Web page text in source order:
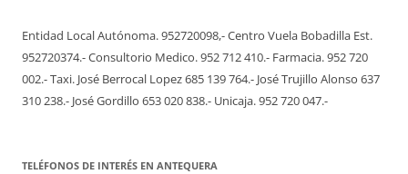
Entidad Local Autónoma. 952720098,- Centro Vuela Bobadilla Est.
952720374.- Consultorio Medico. 952 712 410.- Farmacia. 952 720
002.- Taxi. José Berrocal Lopez 685 139 764.- José Trujillo Alonso 637
310 238.- José Gordillo 653 020 838.- Unicaja. 952 720 047.-
TELÉFONOS DE INTERÉS EN ANTEQUERA